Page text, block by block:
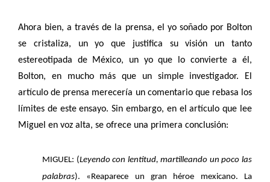
Ahora bien, a través de la prensa, el yo soñado por Bolton
se cristaliza, un yo que justifica su visión un tanto
estereotipada de México, un yo que lo convierte a él,
Bolton, en mucho más que un simple investigador. El
artículo de prensa merecería un comentario que rebasa los
límites de este ensayo. Sin embargo, en el artículo que lee
Miguel en voz alta, se ofrece una primera conclusión:
MIGUEL: (Leyendo con lentitud, martilleando un poco las
palabras). «Reaparece un gran héroe mexicano. La